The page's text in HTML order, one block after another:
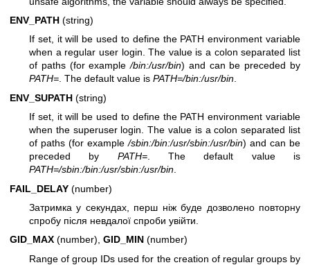
ENV_PATH (string)
If set, it will be used to define the PATH environment variable
when a regular user login. The value is a colon separated list
of paths (for example/bin:/usr/bin) and can be preceded by
PATH=. The default value is PATH=/bin:/usr/bin.
ENV_SUPATH (string)
If set, it will be used to define the PATH environment variable
when the superuser login. The value is a colon separated list
of paths (for example/sbin:/bin:/usr/sbin:/usr/bin) and can be
preceded by PATH=. The default value is
PATH=/sbin:/bin:/usr/sbin:/usr/bin.
FAIL_DELAY (number)
Затримка у секундах, перш ніж буде дозволено повторну
спробу після невдалої спроби увійти.
GID_MAX (number), GID_MIN (number)
Range of group IDs used for the creation of regular groups by